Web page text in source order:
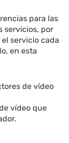
para las
servicios, por
servicio cada
en esta
de vídeo
vídeo que